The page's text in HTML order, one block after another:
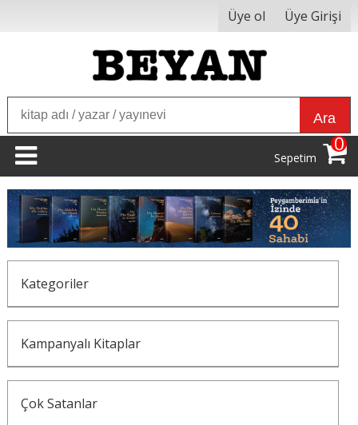
Üye ol Üye Girişi
Ara
Sepetim
0
Kategoriler
Kampanyalı Kitaplar
Çok Satanlar